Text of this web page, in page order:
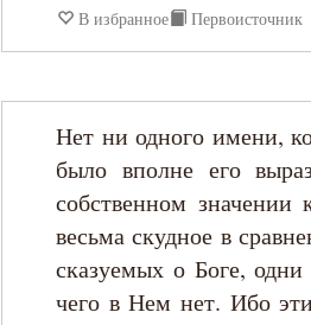
Епифаний Кипрский
Ефрем Сирин
Зосима Палестинский
В избранное Первоисточник
Нет ни одного имени,
было вполне его
собственном значении
весьма скудное в
сказуемых о Боге,
чего в Нем нет. Ибо